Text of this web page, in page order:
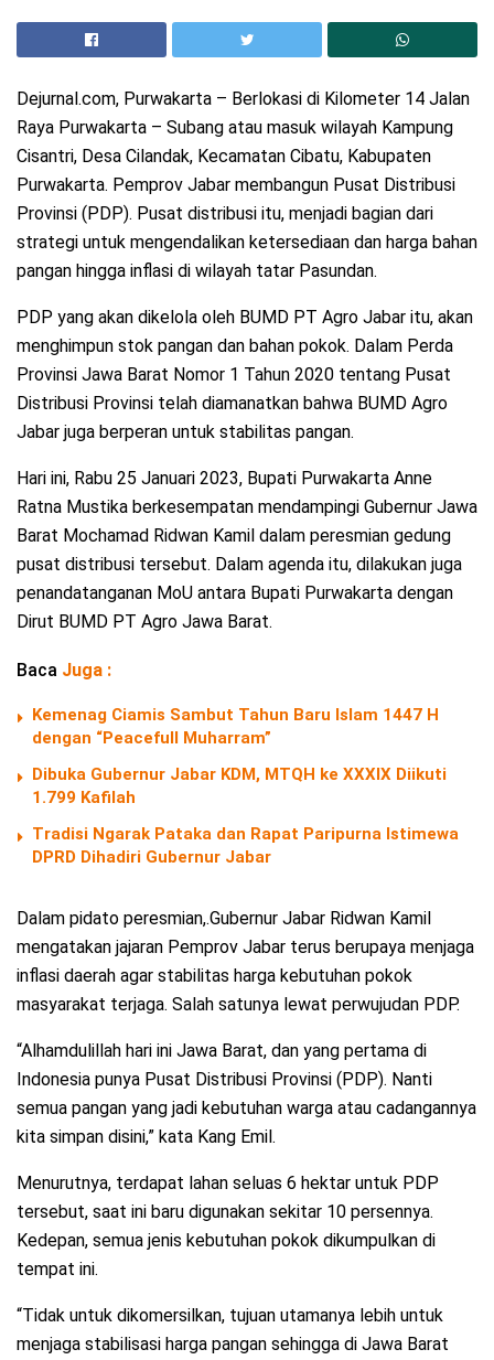
Dejurnal.com, Purwakarta – Berlokasi di Kilometer 14 Jalan
Raya Purwakarta – Subang atau masuk wilayah Kampung
Cisantri, Desa Cilandak, Kecamatan Cibatu, Kabupaten
Purwakarta. Pemprov Jabar membangun Pusat Distribusi
Provinsi (PDP). Pusat distribusi itu, menjadi bagian dari
strategi untuk mengendalikan ketersediaan dan harga bahan
pangan hingga inflasi di wilayah tatar Pasundan.
PDP yang akan dikelola oleh BUMD PT Agro Jabar itu, akan
menghimpun stok pangan dan bahan pokok. Dalam Perda
Provinsi Jawa Barat Nomor 1 Tahun 2020 tentang Pusat
Distribusi Provinsi telah diamanatkan bahwa BUMD Agro
Jabar juga berperan untuk stabilitas pangan.
Hari ini, Rabu 25 Januari 2023, Bupati Purwakarta Anne
Ratna Mustika berkesempatan mendampingi Gubernur Jawa
Barat Mochamad Ridwan Kamil dalam peresmian gedung
pusat distribusi tersebut. Dalam agenda itu, dilakukan juga
penandatanganan MoU antara Bupati Purwakarta dengan
Dirut BUMD PT Agro Jawa Barat.
Baca Juga :
Kemenag Ciamis Sambut Tahun Baru Islam 1447 H
dengan “Peacefull Muharram”
Dibuka Gubernur Jabar KDM, MTQH ke XXXIX Diikuti
1.799 Kafilah
Tradisi Ngarak Pataka dan Rapat Paripurna Istimewa
DPRD Dihadiri Gubernur Jabar
Dalam pidato peresmian,.Gubernur Jabar Ridwan Kamil
mengatakan jajaran Pemprov Jabar terus berupaya menjaga
inflasi daerah agar stabilitas harga kebutuhan pokok
masyarakat terjaga. Salah satunya lewat perwujudan PDP.
“Alhamdulillah hari ini Jawa Barat, dan yang pertama di
Indonesia punya Pusat Distribusi Provinsi (PDP). Nanti
semua pangan yang jadi kebutuhan warga atau cadangannya
kita simpan disini,” kata Kang Emil.
Menurutnya, terdapat lahan seluas 6 hektar untuk PDP
tersebut, saat ini baru digunakan sekitar 10 persennya.
Kedepan, semua jenis kebutuhan pokok dikumpulkan di
tempat ini.
“Tidak untuk dikomersilkan, tujuan utamanya lebih untuk
menjaga stabilisasi harga pangan sehingga di Jawa Barat